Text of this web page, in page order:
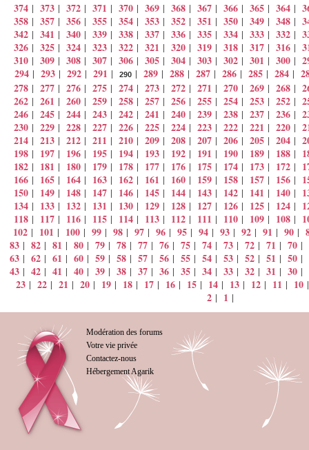
374 | 373 | 372 | 371 | 370 | 369 | 368 | 367 | 366 | 365 | 364 |
358 | 357 | 356 | 355 | 354 | 353 | 352 | 351 | 350 | 349 | 348 |
342 | 341 | 340 | 339 | 338 | 337 | 336 | 335 | 334 | 333 | 332 |
326 | 325 | 324 | 323 | 322 | 321 | 320 | 319 | 318 | 317 | 316 |
310 | 309 | 308 | 307 | 306 | 305 | 304 | 303 | 302 | 301 | 300 |
294 |293 |292 |291 |290 |289 |288 |287 |286 |285 |284 |
278 | 277 | 276 | 275 | 274 | 273 | 272 | 271 | 270 | 269 | 268 |
262 | 261 | 260 | 259 | 258 | 257 | 256 | 255 | 254 | 253 | 252 |
246 | 245 | 244 | 243 | 242 | 241 | 240 | 239 | 238 | 237 | 236 |
230 | 229 | 228 | 227 | 226 | 225 | 224 | 223 | 222 | 221 | 220 |
214 | 213 | 212 | 211 | 210 | 209 | 208 | 207 | 206 | 205 | 204 |
198 | 197 | 196 | 195 | 194 | 193 | 192 | 191 | 190 | 189 | 188 |
182 | 181 | 180 | 179 | 178 | 177 | 176 | 175 | 174 | 173 | 172 |
166 | 165 | 164 | 163 | 162 | 161 | 160 | 159 | 158 | 157 | 156 |
150 | 149 | 148 | 147 | 146 | 145 | 144 | 143 | 142 | 141 | 140 |
134 | 133 | 132 | 131 | 130 | 129 | 128 | 127 | 126 | 125 | 124 |
118 | 117 | 116 | 115 | 114 | 113 | 112 | 111 | 110 | 109 | 108 |
102 | 101 | 100 | 99 | 98 | 97 | 96 | 95 | 94 | 93 | 92 | 91 | 90 |
83 | 82 | 81 | 80 | 79 | 78 | 77 | 76 | 75 | 74 | 73 | 72 | 71 | 70 |
63 | 62 | 61 | 60 | 59 | 58 | 57 | 56 | 55 | 54 | 53 | 52 | 51 | 50 |
43 | 42 | 41 | 40 | 39 | 38 | 37 | 36 | 35 | 34 | 33 | 32 | 31 | 30 |
23 | 22 | 21 | 20 | 19 | 18 | 17 | 16 | 15 | 14 | 13 | 12 | 11 | 10
2 | 1 |
Modération des forums
Votre vie privée
Contactez-nous
Hébergement Agarik